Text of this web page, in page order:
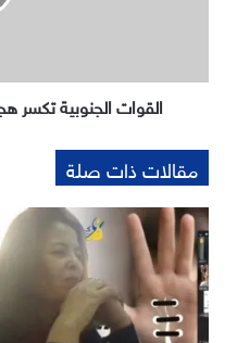
القوات الجنوبية تكسر
مقالات ذات صلة